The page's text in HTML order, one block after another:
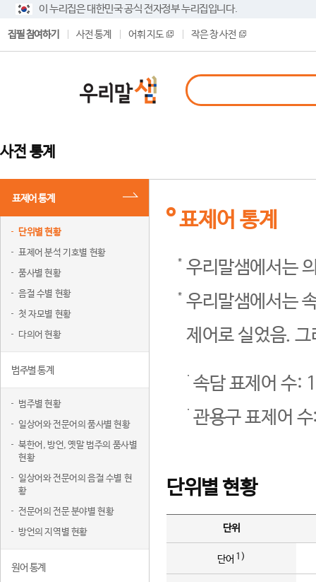
이 누리집은 대한민국 공식 전자정부 누리집입니다.
집필 참여하기 사전 통계 어휘 지도 작은 창 사전
사전 통계
표제어 통계
단위별 현황
표제어 분석 기호별 현황
품사별 현황
음절 수별 현황
첫 자모별 현황
다의어 현황
범주별 통계
범주별 현황
일상어와 전문어의 품사별 현황
북한어, 방언, 옛말 범주의 품사별
현황
일상어와 전문어의 음절 수별 현
황
전문어의 전문 분야별 현황
방언의 지역별 현황
원어 통계
표제어 통계
우리말샘에서는
우리말샘에서는
제어로 실었음.
속담 표제어 수:
관용구 표제어
단위별 현황
단위
단어 1)